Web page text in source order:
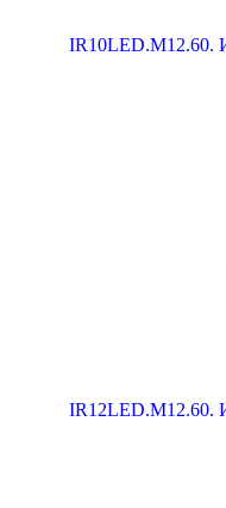
IR10LED.M12.60.
IR12LED.M12.60.